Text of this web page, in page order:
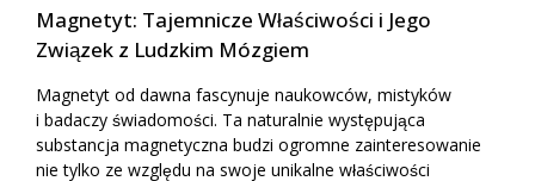
Magnetyt: Tajemnicze Właściwości i Jego
Związek z Ludzkim Mózgiem
Magnetyt od dawna fascynuje naukowców, mistyków
i badaczy świadomości. Ta naturalnie występująca
substancja magnetyczna budzi ogromne zainteresowanie
nie tylko ze względu na swoje unikalne właściwości